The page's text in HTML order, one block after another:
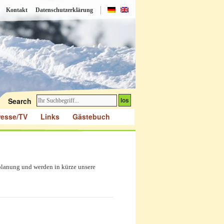
Kontakt
Search
Datenschutzerklärung
TV Links Gästebuch
und werden in kürze unsere